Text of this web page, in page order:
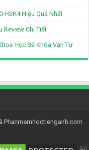
HSK4 Hiệu Quả Nhất
Review Chi Tiết
Học Bẻ Khóa Vạn Tự
Phanmemhoctienganh.com